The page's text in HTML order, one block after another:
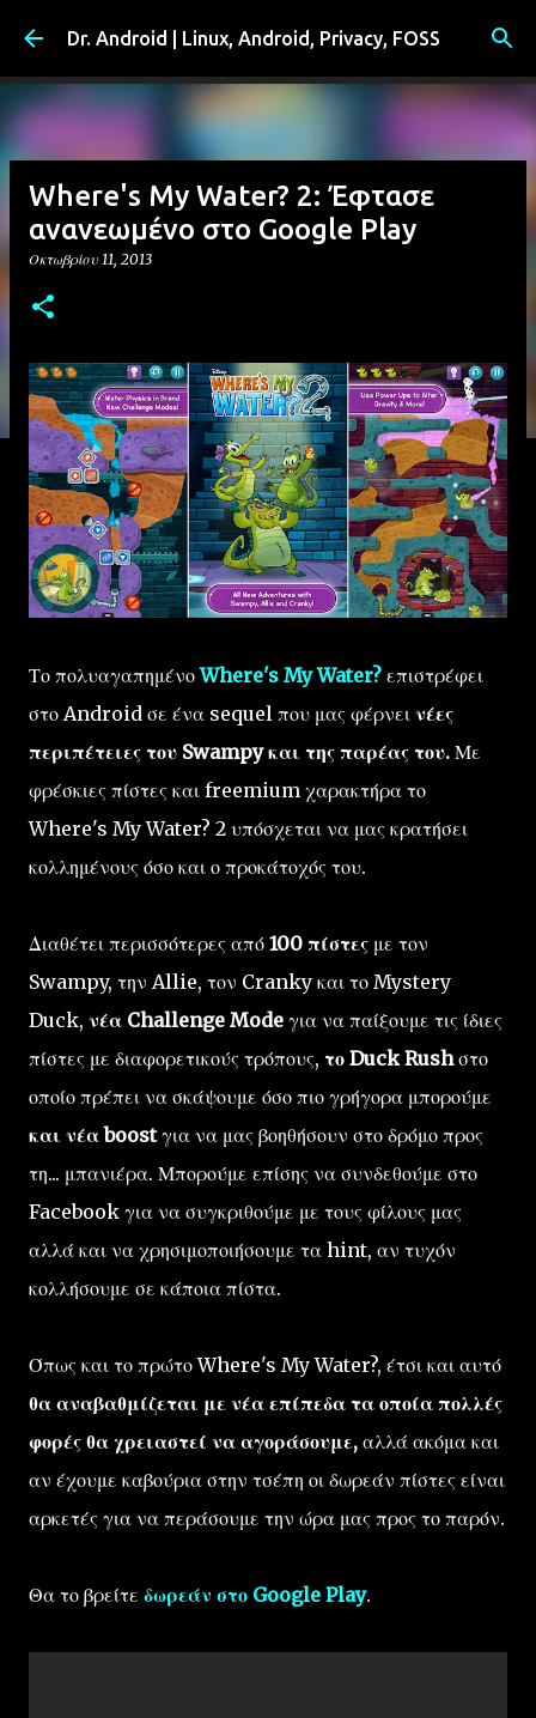
Μετάβαση στο κύριο περιεχόμενο
Dr. Android | Linux, Android, Privacy, FOSS
Where's My Water? 2: Έφτασε
ανανεωμένο στο Google Play
Οκτωβρίου 11, 2013
Το πολυαγαπημένοWhere's My Water? επιστρέφει
στο Android σε ένα sequel που μας φέρνει νέες
περιπέτειες του Swampy και της παρέας του. Με
φρέσκιες πίστες και freemium χαρακτήρα το
Where's My Water? 2 υπόσχεται να μας κρατήσει
κολλημένους όσο και ο προκάτοχός του.
Διαθέτει περισσότερες από 100 πίστες με τον
Swampy, την Allie, τον Cranky και το Mystery
Duck, νέα Challenge Mode για να παίξουμε τις ίδιες
πίστες με διαφορετικούς τρόπους, το Duck Rushστο
οποίο πρέπει να σκάψουμε όσο πιο γρήγορα μπορούμε
και νέα boostγια να μας βοηθήσουν στο δρόμο προς
τη... μπανιέρα. Μπορούμε επίσης να συνδεθούμε στο
Facebook για να συγκριθούμε με τους φίλους μας
αλλά και να χρησιμοποιήσουμε τα hint, αν τυχόν
κολλήσουμε σε κάποια πίστα.
Όπως και το πρώτο Where's My Water?, έτσι και αυτό
θα αναβαθμίζεται με νέα επίπεδα τα οποία πολλές
φορές θα χρειαστεί να αγοράσουμε, αλλά ακόμα και
αν έχουμε καβούρια στην τσέπη οι δωρεάν πίστες είναι
αρκετές για να περάσουμε την ώρα μας προς το παρόν.
Θα το βρείτε δωρεάν στο Google Play.